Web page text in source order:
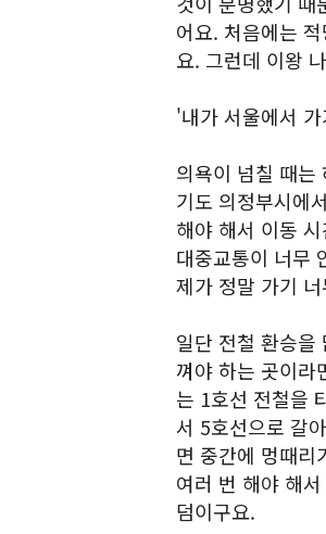
어요. 처음에는
요. 그런데 이왕
'내가 서울에서
의욕이 넘칠 때는
기도 의정부시에
해야 해서 이동
대중교통이 너무
제가 정말 가기
일단 전철 환승을
껴야 하는 곳이라
는 1호선 전철을
서 5호선으로 갈
면 중간에 멍때리
여러 번 해야 해
덤이구요.